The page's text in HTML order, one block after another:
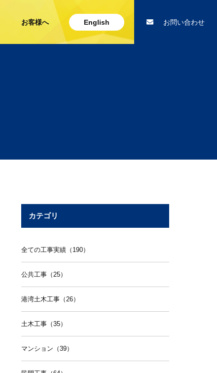
お客様へ English お問い合わせ
カテゴリ
全ての工事実績（190）
公共工事（25）
港湾土木工事（26）
土木工事（35）
マンション（39）